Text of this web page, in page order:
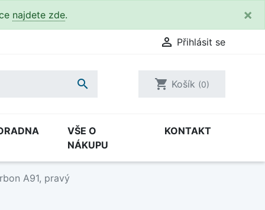
najdete zde. ×
 Přihlásit se
 shopping_cart Košík (0)
VŠE O
NÁKUPU
KONTAKT
A91, pravý